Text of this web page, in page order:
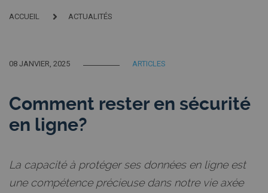
ACCUEIL ACTUALITÉS
08 JANVIER, 2025 ARTICLES
Comment rester en sécurité
en ligne?
La capacité à protéger ses données en ligne est
une compétence précieuse dans notre vie axée